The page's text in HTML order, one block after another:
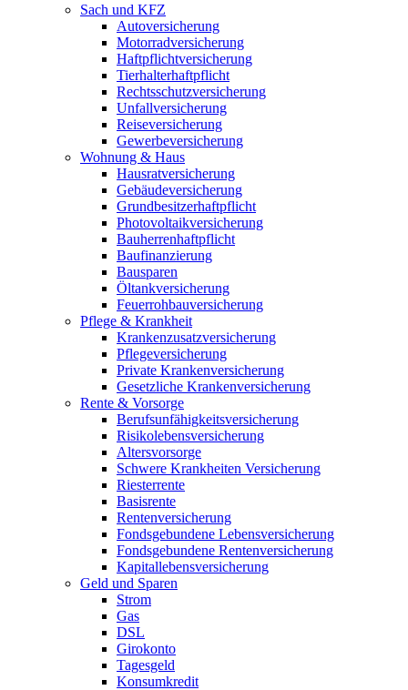
Sach und KFZ
Autoversicherung
Motorradversicherung
Haftpflichtversicherung
Tierhalterhaftpflicht
Rechtsschutzversicherung
Unfallversicherung
Reiseversicherung
Gewerbeversicherung
Wohnung & Haus
Hausratversicherung
Gebäudeversicherung
Grundbesitzerhaftpflicht
Photovoltaikversicherung
Bauherrenhaftpflicht
Baufinanzierung
Bausparen
Öltankversicherung
Feuerrohbauversicherung
Pflege & Krankheit
Krankenzusatzversicherung
Pflegeversicherung
Private Krankenversicherung
Gesetzliche Krankenversicherung
Rente & Vorsorge
Berufs­unfähigkeitsversicherung
Risikolebensversicherung
Altersvorsorge
Schwere Krankheiten Versicherung
Riesterrente
Basisrente
Rentenversicherung
Fondsgebundene Lebensversicherung
Fondsgebundene Rentenversicherung
Kapitallebensversicherung
Geld und Sparen
Strom
Gas
DSL
Girokonto
Tagesgeld
Konsumkredit